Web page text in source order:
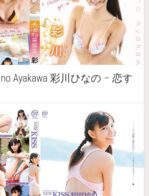
Ayakawa 彩川ひなの – 恋す